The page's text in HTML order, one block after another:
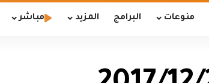
منوعات البرامج المزيد مباشر